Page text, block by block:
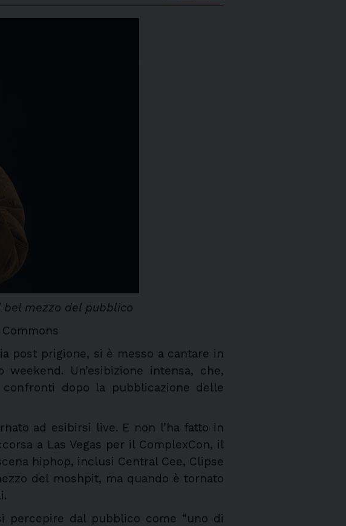
bel mezzo del pubblico
post prigione, si è messo a cantare in
Un’esibizione intensa, che,
dopo la pubblicazione delle
ad esibirsi live. E non l’ha fatto in
a Las Vegas per il ComplexCon, il
hiphop, inclusi Central Cee, Clipse
del moshpit, ma quando è tornato
percepire dal pubblico come “uno di